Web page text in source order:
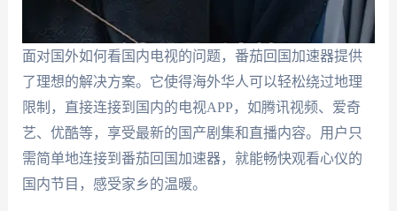
面对国外如何看国内电视的问题，番茄回国加速器提供
了理想的解决方案。它使得海外华人可以轻松绕过地理
限制，直接连接到国内的电视APP，如腾讯视频、爱奇
艺、优酷等，享受最新的国产剧集和直播内容。用户只
需简单地连接到番茄回国加速器，就能畅快观看心仪的
国内节目，感受家乡的温暖。